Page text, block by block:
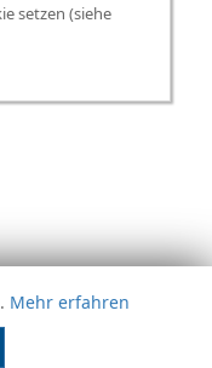
setzen (siehe
Mehr erfahren